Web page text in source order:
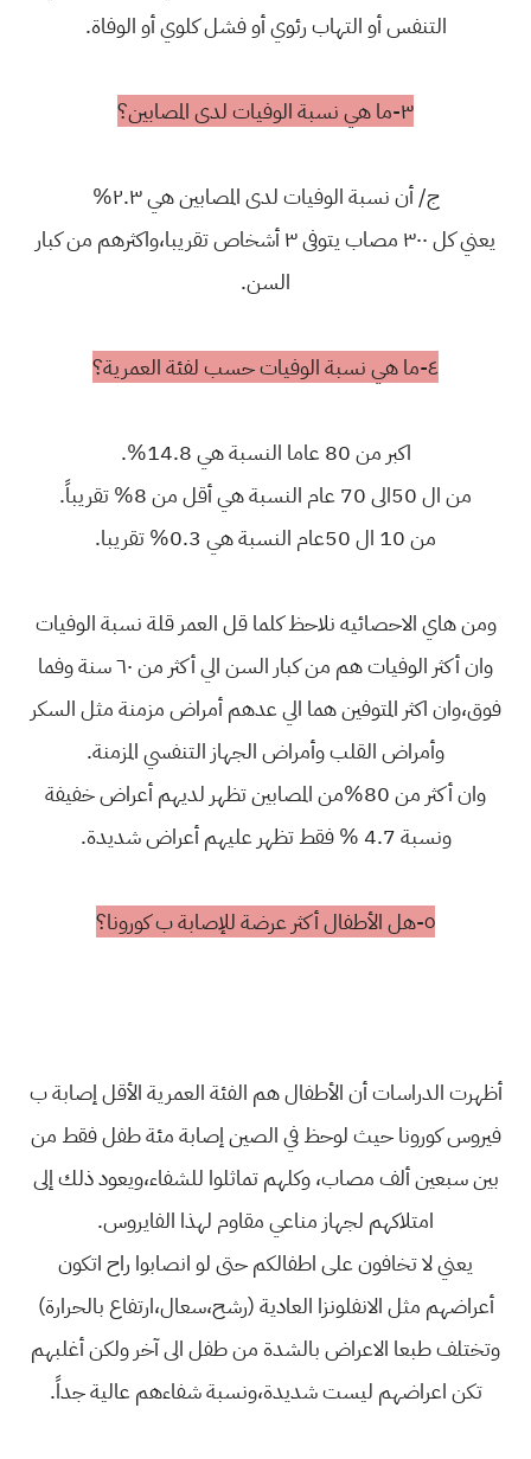
التنفس أو التهاب رئوي أو فشل كلوي أو الوفاة.
٣-ما هي نسبة الوفيات لدى المصابين؟
ج/ أن نسبة الوفيات لدى المصابين هي ٢.٣%
يعني كل ٣٠٠ مصاب يتوفى ٣ أشخاص تقريبا،واكثرهم من كبار
السن.
٤-ما هي نسبة الوفيات حسب لفئة العمرية؟
اكبر من 80 عاما النسبة هي 14.8%.
من ال 50الى 70 عام النسبة هي أقل من 8% تقريباً.
من 10 ال 50عام النسبة هي 0.3% تقريبا.
ومن هاي الاحصائيه نلاحظ كلما قل العمر قلة نسبة الوفيات
وان أكثر الوفيات هم من كبار السن الي أكثر من ٦٠ سنة وفما
فوق،وان اكثر المتوفين هما الي عدهم أمراض مزمنة مثل السكر
وأمراض القلب وأمراض الجهاز التنفسي المزمنة.
وان أكثر من 80%من المصابين تظهر لديهم أعراض خفيفة
ونسبة 4.7 % فقط تظهر عليهم أعراض شديدة.
٥-هل الأطفال أكثر عرضة للإصابة ب كورونا؟
أظهرت الدراسات أن الأطفال هم الفئة العمرية الأقل إصابة ب
فيروس كورونا حيث لوحظ في الصين إصابة مئة طفل فقط من
بين سبعين ألف مصاب، وكلهم تماثلوا للشفاء،ويعود ذلك إلى
امتلاكهم لجهاز مناعي مقاوم لهذا الفايروس.
يعني لا تخافون على اطفالكم حتى لو انصابوا راح اتكون
أعراضهم مثل الانفلونزا العادية (رشح،سعال،ارتفاع بالحرارة)
وتختلف طبعا الاعراض بالشدة من طفل الى آخر ولكن أغلبهم
تكن اعراضهم ليست شديدة،ونسبة شفاءهم عالية جداً.